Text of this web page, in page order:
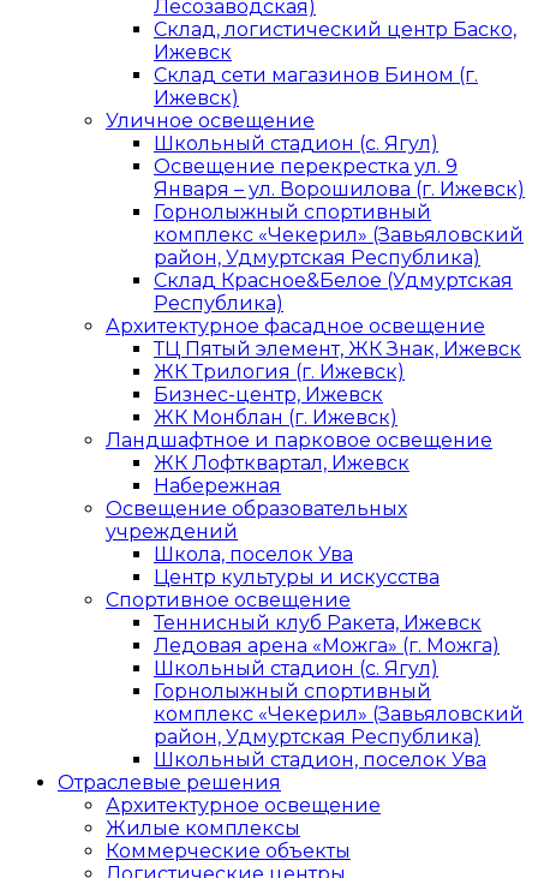
Лесозаводская)
Склад, логистический центр Баско,
Ижевск
Склад сети магазинов Бином (г.
Ижевск)
Уличное освещение
Школьный стадион (с. Ягул)
Освещение перекрестка ул. 9
Января – ул. Ворошилова (г. Ижевск)
Горнолыжный спортивный
комплекс «Чекерил» (Завьяловский
район, Удмуртская Республика)
Склад Красное&Белое (Удмуртская
Республика)
Архитектурное фасадное освещение
ТЦ Пятый элемент, ЖК Знак, Ижевск
ЖК Трилогия (г. Ижевск)
Бизнес-центр, Ижевск
ЖК Монблан (г. Ижевск)
Ландшафтное и парковое освещение
ЖК Лофтквартал, Ижевск
Набережная
Освещение образовательных
учреждений
Школа, поселок Ува
Центр культуры и искусства
Спортивное освещение
Теннисный клуб Ракета, Ижевск
Ледовая арена «Можга» (г. Можга)
Школьный стадион (с. Ягул)
Горнолыжный спортивный
комплекс «Чекерил» (Завьяловский
район, Удмуртская Республика)
Школьный стадион, поселок Ува
Отраслевые решения
Архитектурное освещение
Жилые комплексы
Коммерческие объекты